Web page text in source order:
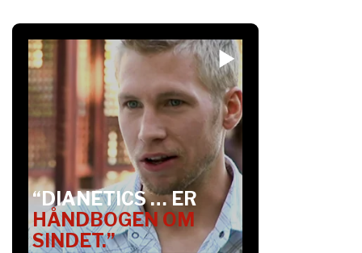
“DIANETICS … ER
HÅNDBOGEN OM
SINDET.”